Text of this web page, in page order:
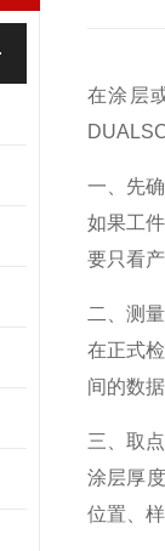
在涂层
一、先
如果工
要只看
二、测
在正式
间的数
三、取
涂层厚
位置、